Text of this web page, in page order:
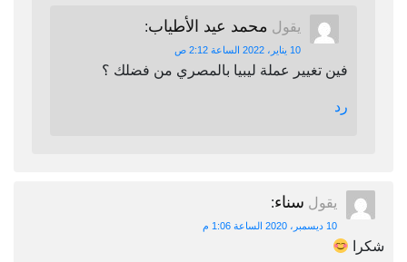
يقول محمد عيد الأطياب:
10 يناير، 2022 الساعة 2:12 ص
فين تغيير عملة ليبيا بالمصري من فضلك ؟
رد
يقول سناء:
10 ديسمبر، 2020 الساعة 1:06 م
شكرا